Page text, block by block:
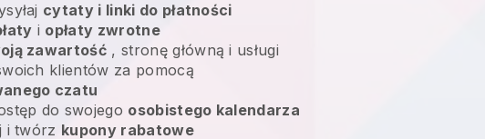
cytaty i linki do płatności
i opłaty zwrotne
zawartość , stronę główną i usługi
klientów za pomocą
czatu
do swojego osobistego kalendarza
i twórz kupony rabatowe